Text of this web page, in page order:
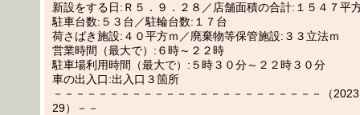
新設をする日:Ｒ５．９．２８／店舗面積の合計:１５４７平
駐車台数:５３台／駐輪台数:１７台
荷さばき施設:４０平方ｍ／廃棄物等保管施設:３３立法ｍ
営業時間（最大で）:６時～２２時
駐車場利用時間（最大で）:５時３０分～２２時３０分
車の出入口:出入口３箇所
－－－－－－－－－－－－－－－－－－－－－－－－（
29）－－